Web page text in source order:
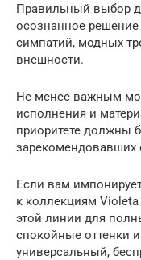
Правильный выбор
осознанное
симпатий, модных
внешности.
Не менее важным
исполнения и
приоритете должны
зарекомендовавших
Если вам
к коллекциям Violeta
этой линии для
спокойные оттенки
универсальный,